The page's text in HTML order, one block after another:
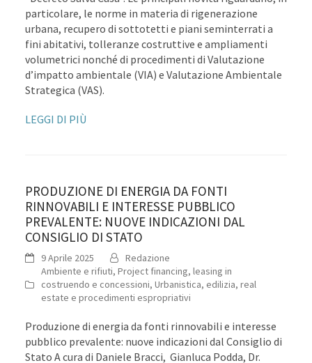
particolare, le norme in materia di rigenerazione
urbana, recupero di sottotetti e piani seminterrati a
fini abitativi, tolleranze costruttive e ampliamenti
volumetrici nonché di procedimenti di Valutazione
d’impatto ambientale (VIA) e Valutazione Ambientale
Strategica (VAS).
LEGGI DI PIÙ
PRODUZIONE DI ENERGIA DA FONTI
RINNOVABILI E INTERESSE PUBBLICO
PREVALENTE: NUOVE INDICAZIONI DAL
CONSIGLIO DI STATO
9 Aprile 2025
Redazione
Ambiente e rifiuti, Project financing, leasing in
costruendo e concessioni, Urbanistica, edilizia, real
estate e procedimenti espropriativi
Produzione di energia da fonti rinnovabili e interesse
pubblico prevalente: nuove indicazioni dal Consiglio di
Stato A cura di Daniele Bracci, Gianluca Podda, Dr.